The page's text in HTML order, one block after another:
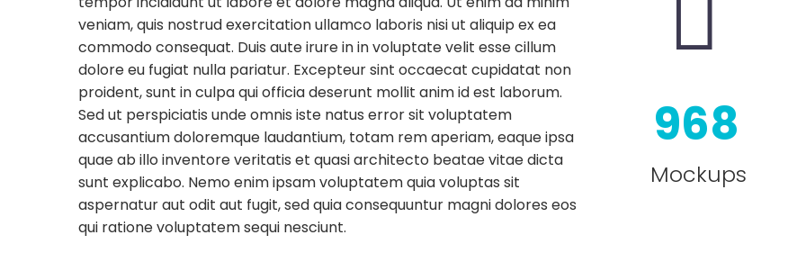
veniam, quis nostrud exercitation ullamco laboris nisi ut aliquip ex ea
commodo consequat. Duis aute irure in in voluptate velit esse cillum
dolore eu fugiat nulla pariatur. Excepteur sint occaecat cupidatat non
proident, sunt in culpa qui officia deserunt mollit anim id est laborum.
Sed ut perspiciatis unde omnis iste natus error sit voluptatem
accusantium doloremque laudantium, totam rem aperiam, eaque ipsa
quae ab illo inventore veritatis et quasi architecto beatae vitae dicta
sunt explicabo. Nemo enim ipsam voluptatem quia voluptas sit
aspernatur aut odit aut fugit, sed quia consequuntur magni dolores eos
qui ratione voluptatem sequi nesciunt.


968
Mockups